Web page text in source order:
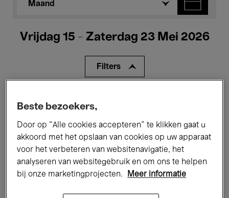
Maand
Vrijdag 15 - Zaterdag 23 Mei 2026
Filters
Tentoonstellingen Films
Performances Lezingen & Debatten
Jazz Klassieke Muziek Global Music
Elektronische Muziek
Beste bezoekers,
Door op “Alle cookies accepteren” te klikken gaat u
akkoord met het opslaan van cookies op uw apparaat
voor het verbeteren van websitenavigatie, het
analyseren van websitegebruik en om ons te helpen
bij onze marketingprojecten.
Meer informatie